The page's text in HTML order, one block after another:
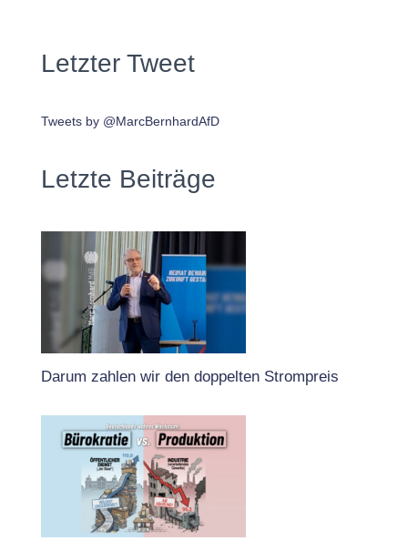
Letzter Tweet
Tweets by @MarcBernhardAfD
Letzte Beiträge
Darum zahlen wir den doppelten Strompreis